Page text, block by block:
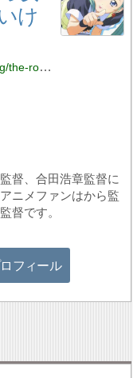
け
https://www.dakimakurapillowcase.com/blog/the-romance-anime-aa-megami-sama-that-you-should-not-miss/
督、合田浩章監督に
ニメファンはから監
督です。
フィール